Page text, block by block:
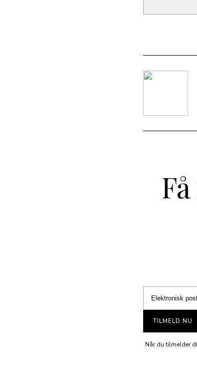
TILMELD NU
Når du tilmelder